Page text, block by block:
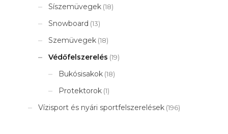
Síszemüvegek (18)
Snowboard (13)
Szemüvegek (18)
Védőfelszerelés (19)
Bukósisakok (18)
Protektorok (1)
Vízisport és nyári sportfelszerelések (196)